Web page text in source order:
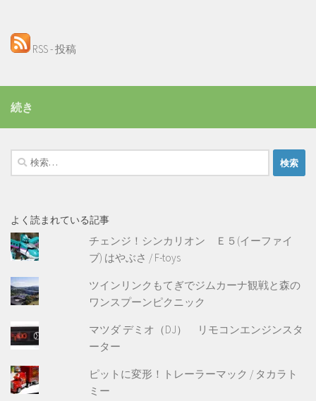
RSS - 投稿
続き
検
索:
よく読まれている記事
チェンジ！シンカリオン Ｅ５(イーファイ
ブ) はやぶさ / F-toys
ツインリンクもてぎでジムカーナ観戦と森の
ワンスプーンピクニック
マツダ デミオ（DJ） リモコンエンジンスタ
ーター
ピットに変形！トレーラーマック / タカラト
ミー